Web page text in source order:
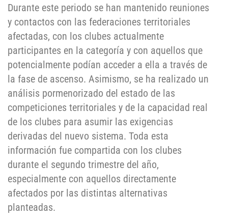
Durante este periodo se han mantenido reuniones
y contactos con las federaciones territoriales
afectadas, con los clubes actualmente
participantes en la categoría y con aquellos que
potencialmente podían acceder a ella a través de
la fase de ascenso. Asimismo, se ha realizado un
análisis pormenorizado del estado de las
competiciones territoriales y de la capacidad real
de los clubes para asumir las exigencias
derivadas del nuevo sistema. Toda esta
información fue compartida con los clubes
durante el segundo trimestre del año,
especialmente con aquellos directamente
afectados por las distintas alternativas
planteadas.